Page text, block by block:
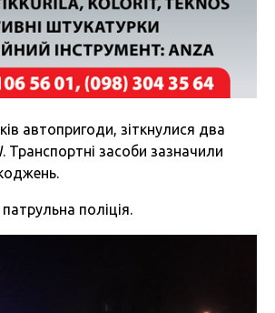
автопригоди, зіткнулися два
Транспортні засоби зазначили
поліція.